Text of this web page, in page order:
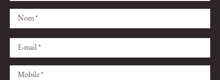
Veuillez
ce
champ
Veuillez
ce